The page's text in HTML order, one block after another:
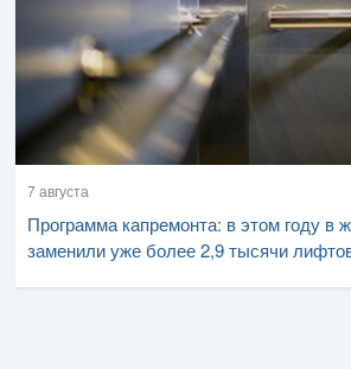
7 августа
Программа капремонта: в этом году в
заменили уже более 2,9 тысячи